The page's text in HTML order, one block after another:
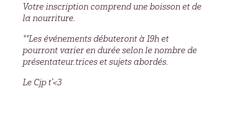
Votre inscription comprend une boisson et de
la nourriture.
**Les événements débuteront à 19h et
pourront varier en durée selon le nombre de
présentateur.trices et sujets abordés.
Le Cjp t'<3